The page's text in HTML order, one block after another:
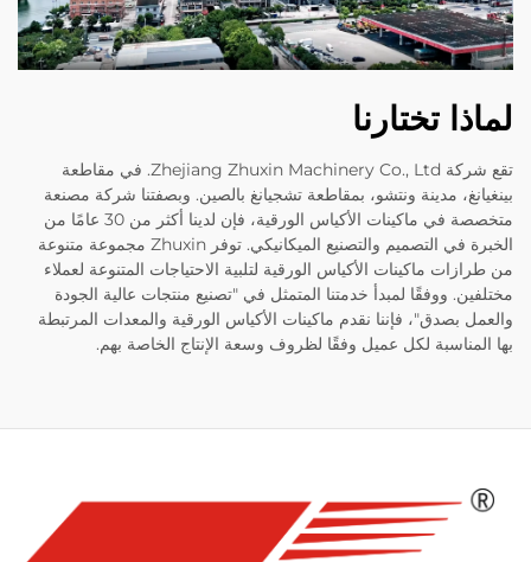
لماذا تختارنا
تقع شركة Zhejiang Zhuxin Machinery Co., Ltd. في مقاطعة
بينغيانغ، مدينة ونتشو، بمقاطعة تشجيانغ بالصين. وبصفتنا شركة مصنعة
متخصصة في ماكينات الأكياس الورقية، فإن لدينا أكثر من 30 عامًا من
الخبرة في التصميم والتصنيع الميكانيكي. توفر Zhuxin مجموعة متنوعة
من طرازات ماكينات الأكياس الورقية لتلبية الاحتياجات المتنوعة لعملاء
مختلفين. ووفقًا لمبدأ خدمتنا المتمثل في "تصنيع منتجات عالية الجودة
والعمل بصدق"، فإننا نقدم ماكينات الأكياس الورقية والمعدات المرتبطة
بها المناسبة لكل عميل وفقًا لظروف وسعة الإنتاج الخاصة بهم.